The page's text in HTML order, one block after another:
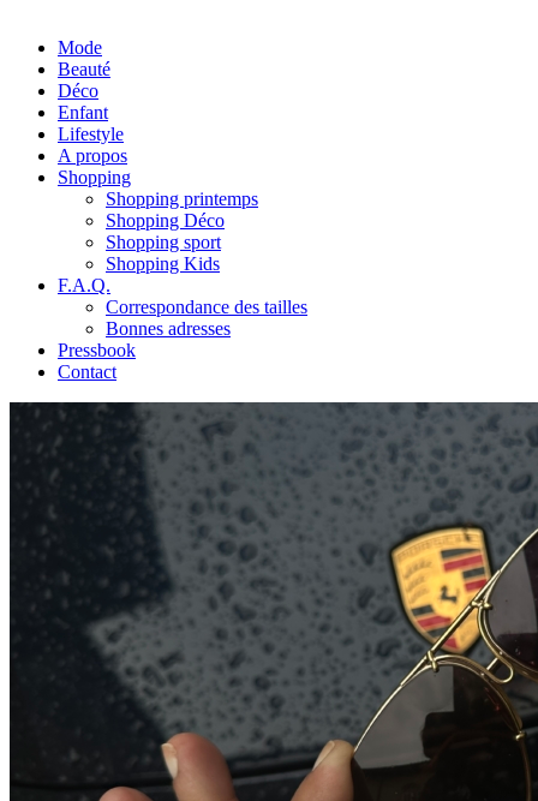
Mode
Beauté
Déco
Enfant
Lifestyle
A propos
Shopping
Shopping printemps
Shopping Déco
Shopping sport
Shopping Kids
F.A.Q.
Correspondance des tailles
Bonnes adresses
Pressbook
Contact